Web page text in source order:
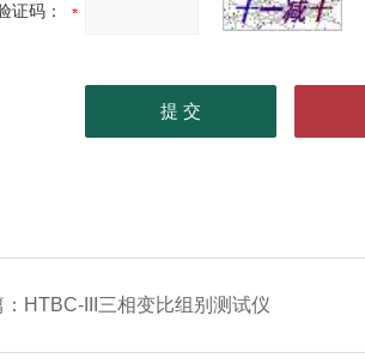
证码：
HTBC-III三相变比组别测试仪